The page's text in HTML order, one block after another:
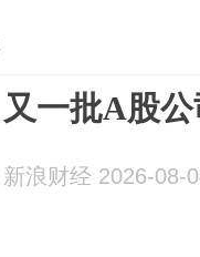
又一批A股
新浪财经 2026-08-